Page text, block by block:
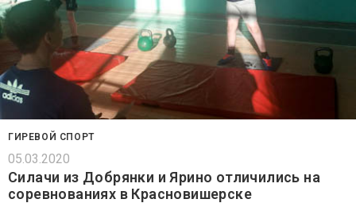
ГИРЕВОЙ СПОРТ
05.03.2020
Силачи из Добрянки и Ярино отличились на
соревнованиях в Красновишерске